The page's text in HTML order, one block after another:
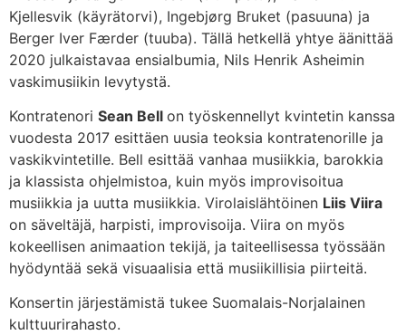
Kjellesvik (käyrätorvi), Ingebjørg Bruket (pasuuna) ja
Berger Iver Færder (tuuba). Tällä hetkellä yhtye äänittää
2020 julkaistavaa ensialbumia, Nils Henrik Asheimin
vaskimusiikin levytystä.
Kontratenori Sean Bell on työskennellyt kvintetin kanssa
vuodesta 2017 esittäen uusia teoksia kontratenorille ja
vaskikvintetille. Bell esittää vanhaa musiikkia, barokkia
ja klassista ohjelmistoa, kuin myös improvisoitua
musiikkia ja uutta musiikkia. Virolaislähtöinen Liis Viira
on säveltäjä, harpisti, improvisoija. Viira on myös
kokeellisen animaation tekijä, ja taiteellisessa työssään
hyödyntää sekä visuaalisia että musiikillisia piirteitä.
Konsertin järjestämistä tukee Suomalais-Norjalainen
kulttuurirahasto.